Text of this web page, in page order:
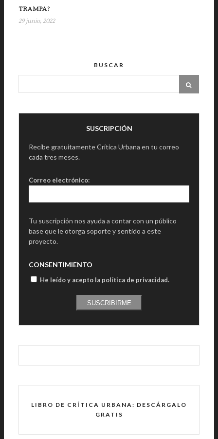
TRAMPA?
29 junio, 2022
BUSCAR
SUSCRIPCIÓN
Recibe gratuitamente Crítica Urbana en tu correo
cada tres meses.
Correo electrónico:
Tu suscripción nos ayuda a contar con un público
base que le otorga soporte y sentido a este
proyecto.
CONSENTIMIENTO
He leído y acepto la política de privacidad.
SUSCRIBIRME
LIBRO DE CRÍTICA URBANA: DESCÁRGALO
GRATIS